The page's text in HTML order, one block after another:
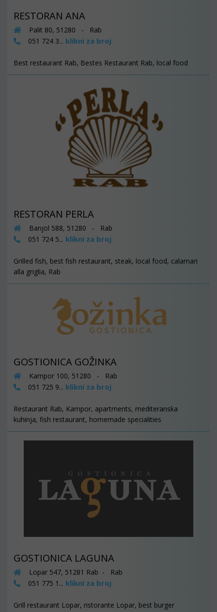
RESTORAN ANA
Palit 80, 51280 - Rab
051 724 3... klikni za broj
Best restaurant Rab, Bestes Restaurant Rab, local food
RESTORAN PERLA
Banjol 588, 51280 - Rab
051 724 5... klikni za broj
Grilled fish, best fish restaurant, steak, local food, calamari
alla griglia, Rab
GOSTIONICA GOŽINKA
Kampor 100, 51280 - Rab
051 725 9... klikni za broj
Restaurant Rab, Kampor, apartments, mediteranska
kuhinja, fish restaurant, homemade specialities
GOSTIONICA LAGUNA
Lopar 547, 51281 Rab - Rab
051 775 1... klikni za broj
Grill restaurant Lopar, ristorante Lopar, best burger